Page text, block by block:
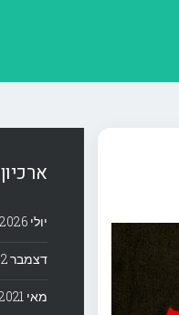
ארכיון
יולי 2026
דצמבר 2022
מאי 2021